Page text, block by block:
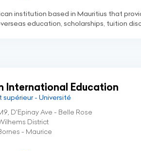
institution based in Mauritius that
education, scholarships, tuition
International Education
supérieur - Université
D'Epinay Ave - Belle Rose
District
- Maurice